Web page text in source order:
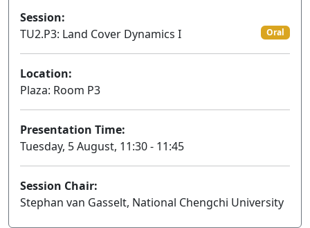
Session:
TU2.P3: Land Cover Dynamics I
Oral
Location:
Plaza: Room P3
Presentation Time:
Tuesday, 5 August, 11:30 - 11:45
Session Chair:
Stephan van Gasselt, National Chengchi University